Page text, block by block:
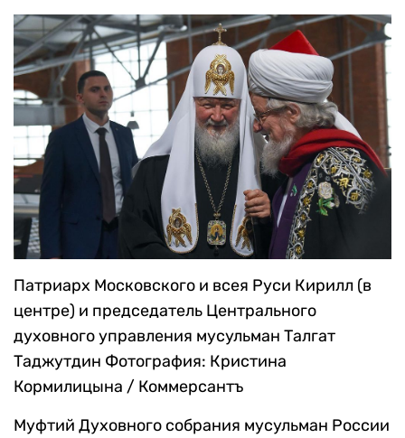
Патриарх Московского и всея Руси Кирилл (в
центре) и председатель Центрального
духовного управления мусульман Талгат
Таджутдин Фотография: Кристина
Кормилицына / Коммерсантъ
Муфтий Духовного собрания мусульман России